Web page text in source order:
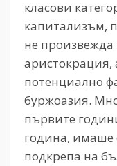
класови
капитализъм,
не
аристокрация,
потенциално
буржоазия.
първите
година, имаше
подкрепа на